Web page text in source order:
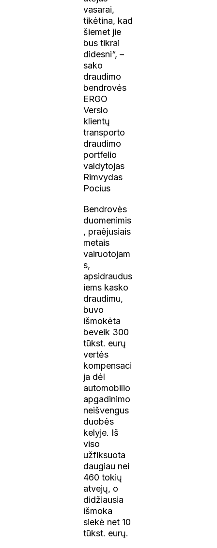
vasarai,
tikėtina, kad
šiemet jie
bus tikrai
didesni“, –
sako
draudimo
bendrovės
ERGO
Verslo
klientų
transporto
draudimo
portfelio
valdytojas
Rimvydas
Pocius
Bendrovės
duomenimis
, praėjusiais
metais
vairuotojam
s,
apsidraudus
iems kasko
draudimu,
buvo
išmokėta
beveik 300
tūkst. eurų
vertės
kompensaci
ja dėl
automobilio
apgadinimo
neišvengus
duobės
kelyje. Iš
viso
užfiksuota
daugiau nei
460 tokių
atvejų, o
didžiausia
išmoka
siekė net 10
tūkst. eurų.